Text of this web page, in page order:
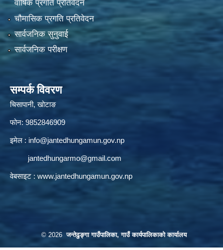
वार्षिक प्रगति प्रतिवेदन
चौमासिक प्रगति प्रतिवेदन
सार्वजनिक सुनुवाई
सार्वजनिक परीक्षण
सम्पर्क विवरण
चिसापानी, खोटाङ
फोन: 9852846909
इमेल : info@jantedhungamun.gov.np
jantedhungarmo@gmail.com
वेबसाइट : www.jantedhungamun.gov.np
© 2026जन्तेढुङ्गा गाउँपालिका, गाउँ कार्यपालिकाको कार्यालय